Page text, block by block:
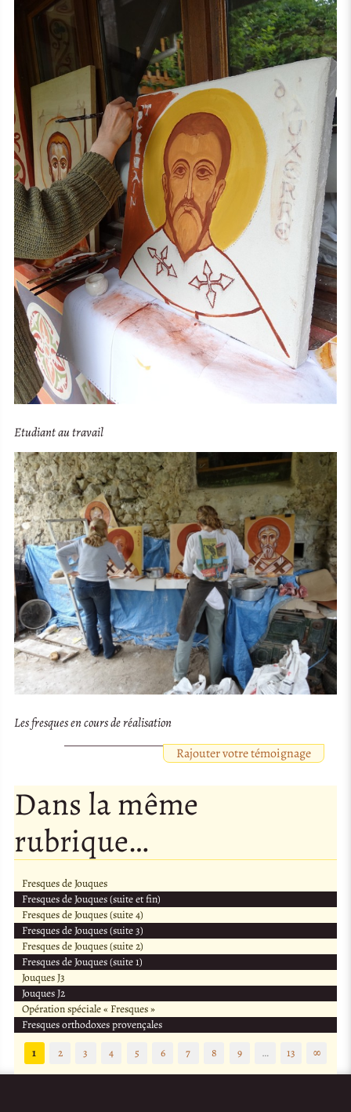
Etudiant au travail
Les fresques en cours de réalisation
Rajouter votre témoignage
Dans la même
rubrique…
Fresques de Jouques
Fresques de Jouques (suite et fin)
Fresques de Jouques (suite 4)
Fresques de Jouques (suite 3)
Fresques de Jouques (suite 2)
Fresques de Jouques (suite 1)
Jouques J3
Jouques J2
Opération spéciale « Fresques »
Fresques orthodoxes provençales
1
2 3 4 5 6 7 8 9 … 13 ∞